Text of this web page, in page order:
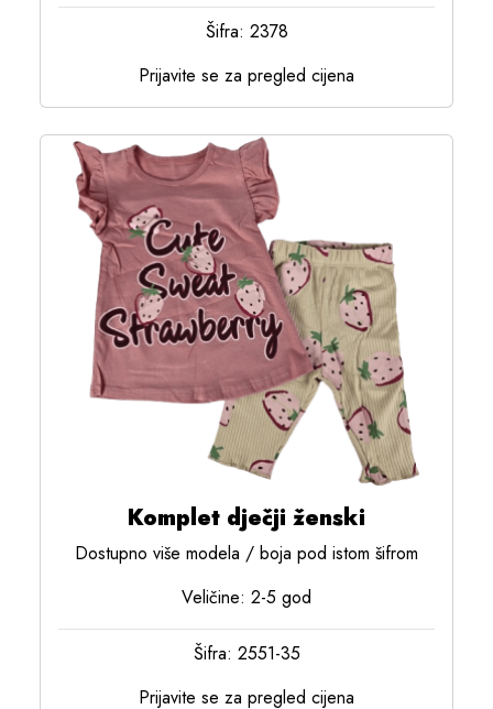
Šifra: 2378
Prijavite se za pregled cijena
Komplet dječji ženski
Dostupno više modela / boja pod istom šifrom
Veličine: 2-5 god
Šifra: 2551-35
Prijavite se za pregled cijena